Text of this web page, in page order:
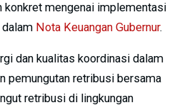
konkret mengenai implementasi
dalam Nota Keuangan Gubernur.
dan kualitas koordinasi dalam
pemungutan retribusi bersama
retribusi di lingkungan